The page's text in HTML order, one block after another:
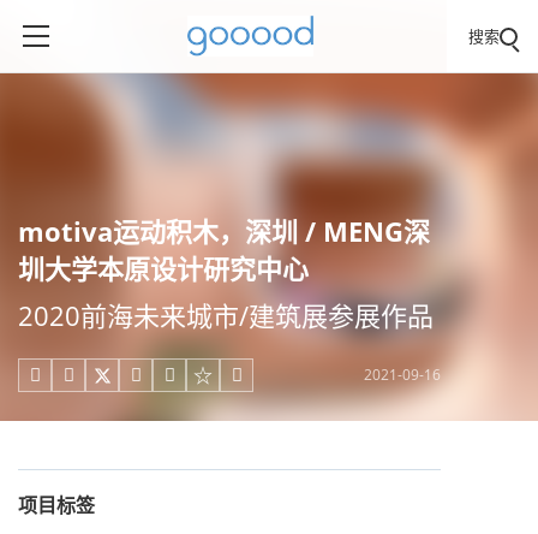
搜索
motiva运动积木，深圳 / MENG深
圳大学本原设计研究中心
2020前海未来城市/建筑展参展作品
     2021-09-16
项目标签